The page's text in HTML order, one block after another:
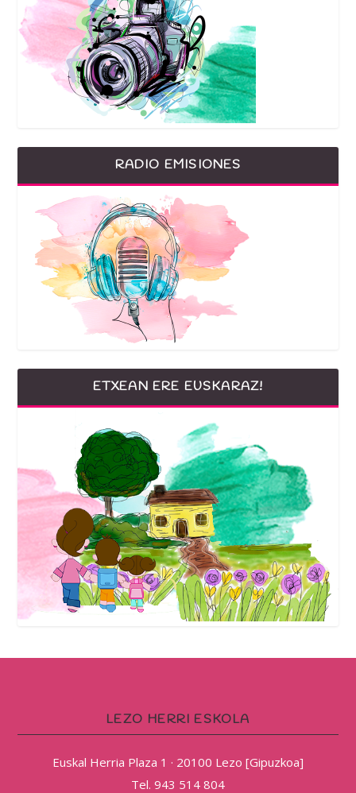
RADIO EMISIONES
ETXEAN ERE EUSKARAZ!
LEZO HERRI ESKOLA
Euskal Herria Plaza 1 · 20100 Lezo [Gipuzkoa]
Tel. 943 514 804